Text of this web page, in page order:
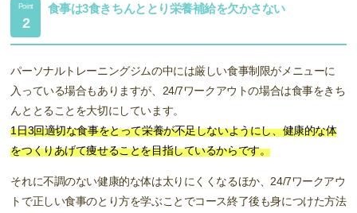
Point
2
食事は3食きちんととり栄養補給を欠かさない
パーソナルトレーニングジムの中には厳しい食事制限がメニューに
入っている場合もありますが、24/7ワークアウトの場合は食事をきち
んととることを大切にしています。
1日3回適切な食事をとって栄養が不足しないようにし、健康的な体
をつくりあげて痩せることを目指しているからです。
それに不調のない健康的な体は太りにくくなるほか、24/7ワークアウ
トで正しい食事のとり方を学ぶことでコース終了後も身につけた方法